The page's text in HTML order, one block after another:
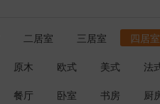
二居室 三居室
四居室
原木 欧式 美式
法
餐厅 卧室 书房 厨